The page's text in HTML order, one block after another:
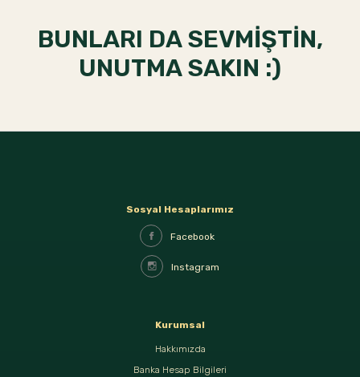
BUNLARI DA SEVMİŞTİN,
UNUTMA SAKIN :)
Sosyal Hesaplarımız
Facebook
Instagram
Kurumsal
Hakkımızda
Banka Hesap Bilgileri